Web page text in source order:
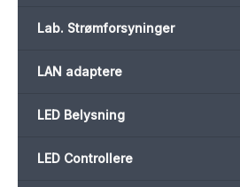
Lab. Strømforsyninger
LAN adaptere
LED Belysning
LED Controllere